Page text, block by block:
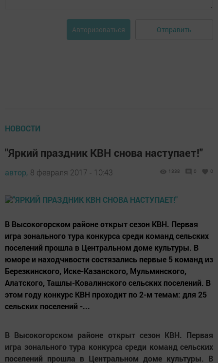
Авторизоваться Отправить
НОВОСТИ
"Яркий праздник КВН снова наступает!"
автор, 8 февраля 2017 - 10:43 1338 0 0
В Высокогорском районе открыт сезон КВН. Первая
игра зонального тура конкурса среди команд сельских
поселений прошла в Центральном доме культуры. В
юморе и находчивости состязались первые 5 команд из
Березкинского, Иске-Казанского, Мульминского,
Алатского, Ташлы-Ковалинского сельских поселений. В
этом году конкурс КВН проходит по 2-м темам: для 25
сельских поселений -...
В Высокогорском районе открыт сезон КВН. Первая
игра зонального тура конкурса среди команд сельских
поселений прошла в Центральном доме культуры. В